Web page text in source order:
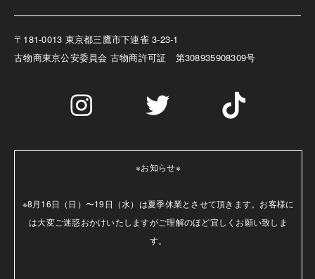
〒181-0013 東京都三鷹市下連雀 3-23-1
古物商東京公安委員会 古物商許可証 第308935908309号
※お知らせ※
※8月16日（日）〜19日（水）は夏季休業とさせて頂きます。お客様に
は大変ご迷惑おかけいたしますがご理解のほど宜しくお願い致しま
す。